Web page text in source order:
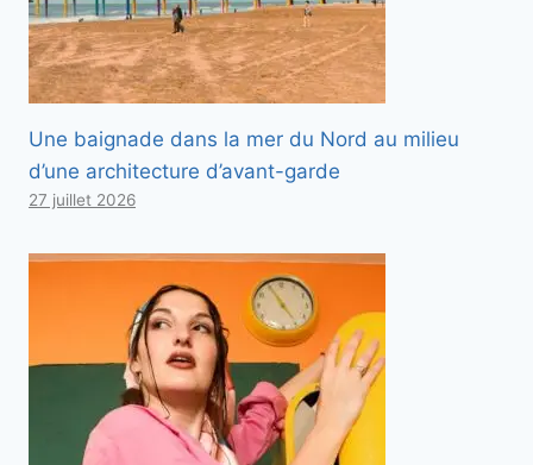
Une baignade dans la mer du Nord au milieu
d’une architecture d’avant-garde
27 juillet 2026